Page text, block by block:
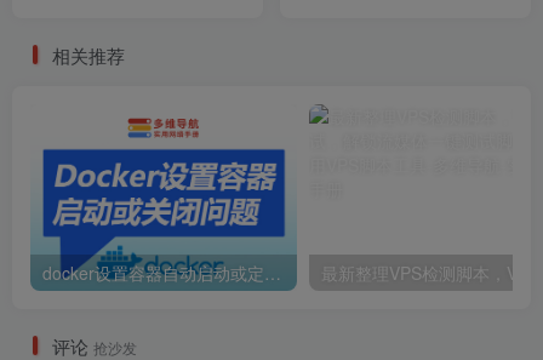
相关推荐
docker设置容器自动启动或定时启动
评论 抢沙发